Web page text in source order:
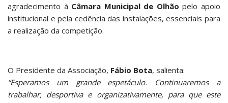
agradecimento à Câmara Municipal de Olhão pelo apoio
institucional e pela cedência das instalações, essenciais para
a realização da competição.
O Presidente da Associação, Fábio Bota, salienta:
“Esperamos um grande espetáculo. Continuaremos a
trabalhar, desportiva e organizativamente, para que este